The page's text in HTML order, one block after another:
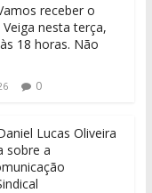
receber o
nesta terça,
18 horas. Não
0
Lucas Oliveira
sobre a